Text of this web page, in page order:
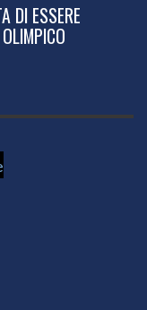
DI ESSERE